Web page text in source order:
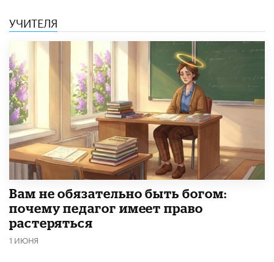
УЧИТЕЛЯ
​Вам не обязательно быть богом:
почему педагог имеет право
растеряться
1 ИЮНЯ